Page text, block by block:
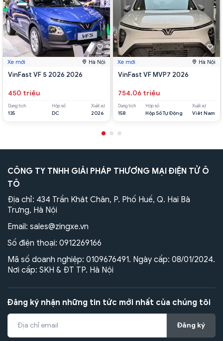
Xe mới Hà Nội
VinFast VF 5 2026 2026
450 triệu
Dung tích
135
Hộp số
DC
Xuất xứ
2026
Xe mới Hà Nội
VinFast VF MVP7 2026
754.06 triệu
Dung tích
158
Hộp số
Hộp Số Tự Động
Xuất xứ
Viêt Nam
CÔNG TY TNHH GIẢI PHÁP THƯƠNG MẠI ĐIỆN TỬ Ô
TÔ
Địa chỉ: 434 Trần Khát Chân, P. Phố Huế, Q. Hai Bà
Trưng, Hà Nội
Email: sales@zingxe.vn
Số điện thoại: 0912269166
Mã số doanh nghiệp: 0109676491. Ngày cấp: 08/01/2024.
Nơi cấp: SKH & ĐT TP. Hà Nội
Đăng ký nhận những tin tức mới nhất của chúng tôi
Đăng ký